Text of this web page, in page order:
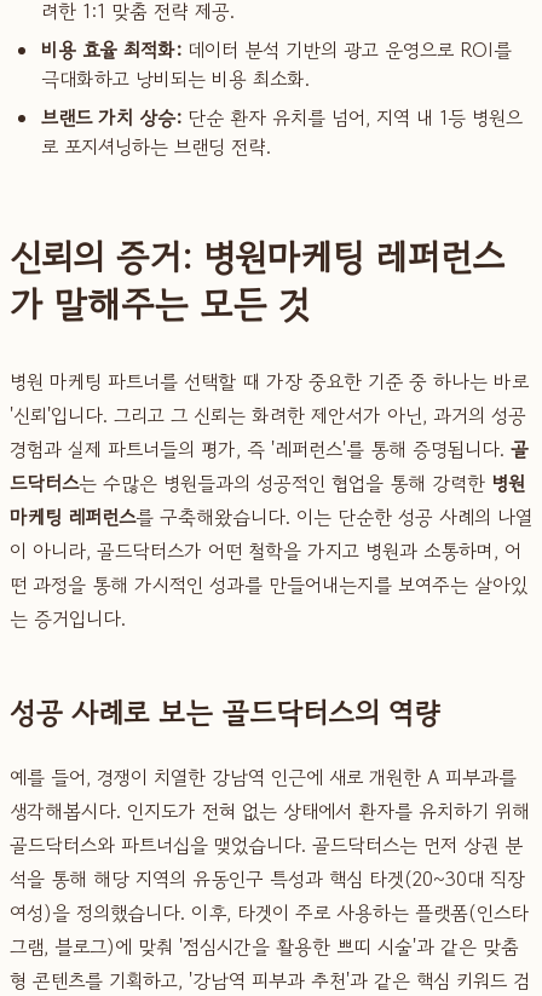
려한 1:1 맞춤 전략 제공.
비용 효율 최적화: 데이터 분석 기반의 광고 운영으로 ROI를
극대화하고 낭비되는 비용 최소화.
브랜드 가치 상승: 단순 환자 유치를 넘어, 지역 내 1등 병원으
로 포지셔닝하는 브랜딩 전략.
신뢰의 증거: 병원마케팅 레퍼런스
가 말해주는 모든 것
병원 마케팅 파트너를 선택할 때 가장 중요한 기준 중 하나는 바로
'신뢰'입니다. 그리고 그 신뢰는 화려한 제안서가 아닌, 과거의 성공
경험과 실제 파트너들의 평가, 즉 '레퍼런스'를 통해 증명됩니다. 골
드닥터스는 수많은 병원들과의 성공적인 협업을 통해 강력한 병원
마케팅 레퍼런스를 구축해왔습니다. 이는 단순한 성공 사례의 나열
이 아니라, 골드닥터스가 어떤 철학을 가지고 병원과 소통하며, 어
떤 과정을 통해 가시적인 성과를 만들어내는지를 보여주는 살아있
는 증거입니다.
성공 사례로 보는 골드닥터스의 역량
예를 들어, 경쟁이 치열한 강남역 인근에 새로 개원한 A 피부과를
생각해봅시다. 인지도가 전혀 없는 상태에서 환자를 유치하기 위해
골드닥터스와 파트너십을 맺었습니다. 골드닥터스는 먼저 상권 분
석을 통해 해당 지역의 유동인구 특성과 핵심 타겟(20~30대 직장
여성)을 정의했습니다. 이후, 타겟이 주로 사용하는 플랫폼(인스타
그램, 블로그)에 맞춰 '점심시간을 활용한 쁘띠 시술'과 같은 맞춤
형 콘텐츠를 기획하고, '강남역 피부과 추천'과 같은 핵심 키워드 검